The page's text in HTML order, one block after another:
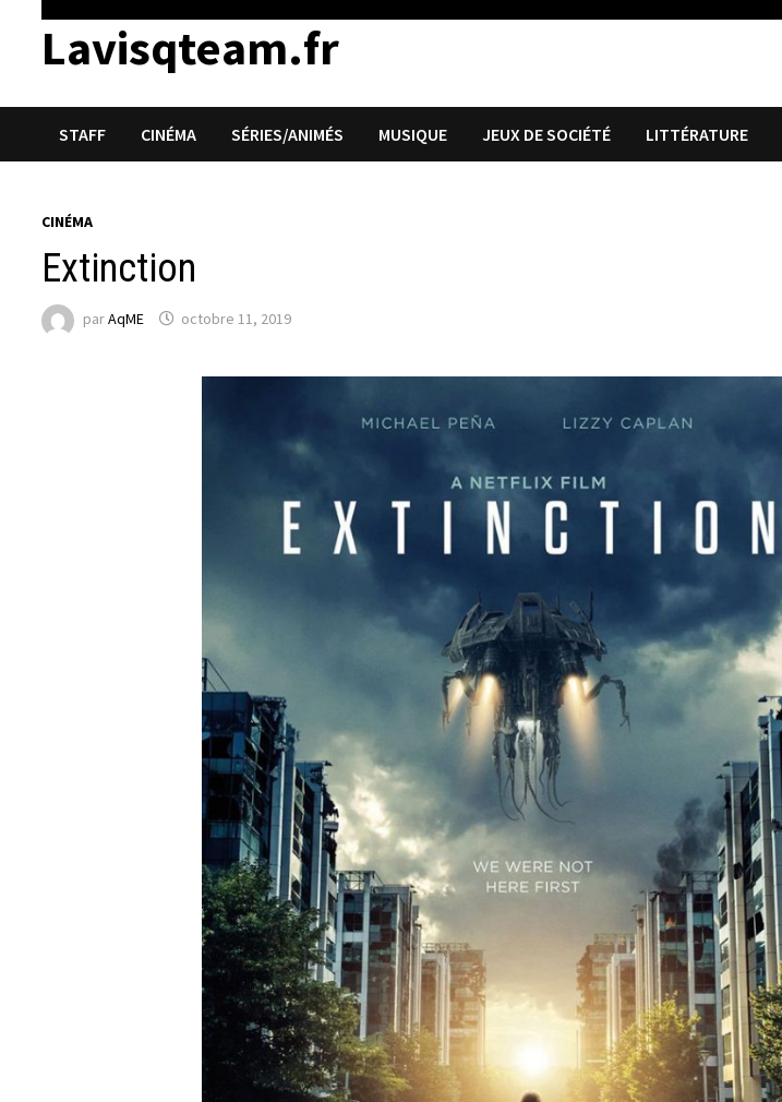
Lavisqteam.fr
STAFF CINÉMA SÉRIES/ANIMÉS MUSIQUE JEUX DE SOCIÉTÉ LITTÉRATURE
CINÉMA
Extinction
parAqME octobre 11, 2019